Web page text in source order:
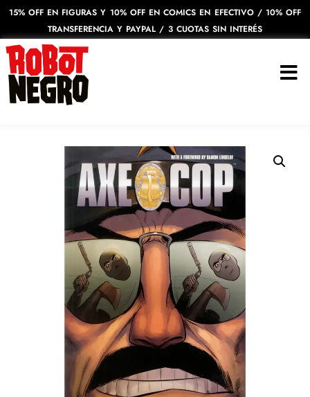
15% OFF EN FIGURAS Y 10% OFF EN COMICS EN EFECTIVO / 10% OFF
TRANSFERENCIA Y PAYPAL / 3 CUOTAS SIN INTERÉS